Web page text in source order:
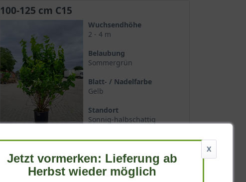
100-125 cm C15
Wuchsendhöhe
2 - 4 m
Belaubung
Sommergrün
Blatt- / Nadelfarbe
Gelb
Standort
Sonnig-halbschattig
Lieferbar
79,90 €
X
Jetzt vormerken: Lieferung ab
Herbst wieder möglich